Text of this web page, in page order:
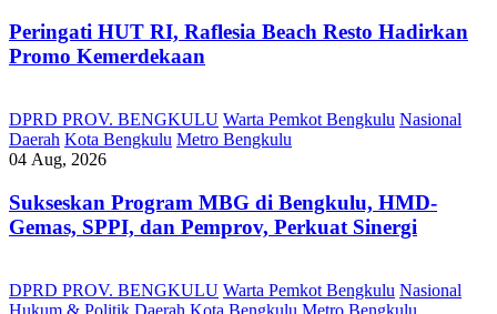
Peringati HUT RI, ‎Raflesia Beach Resto Hadirkan
Promo Kemerdekaan
DPRD PROV. BENGKULU Warta Pemkot Bengkulu Nasional
Daerah Kota Bengkulu Metro Bengkulu
04 Aug, 2026
Sukseskan Program MBG di Bengkulu, HMD-
Gemas, SPPI, dan Pemprov, Perkuat Sinergi
DPRD PROV. BENGKULU Warta Pemkot Bengkulu Nasional
Hukum & Politik Daerah Kota Bengkulu Metro Bengkulu